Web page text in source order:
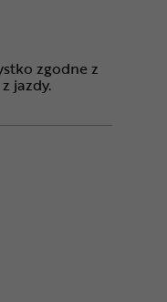
zgodne z
jazdy.